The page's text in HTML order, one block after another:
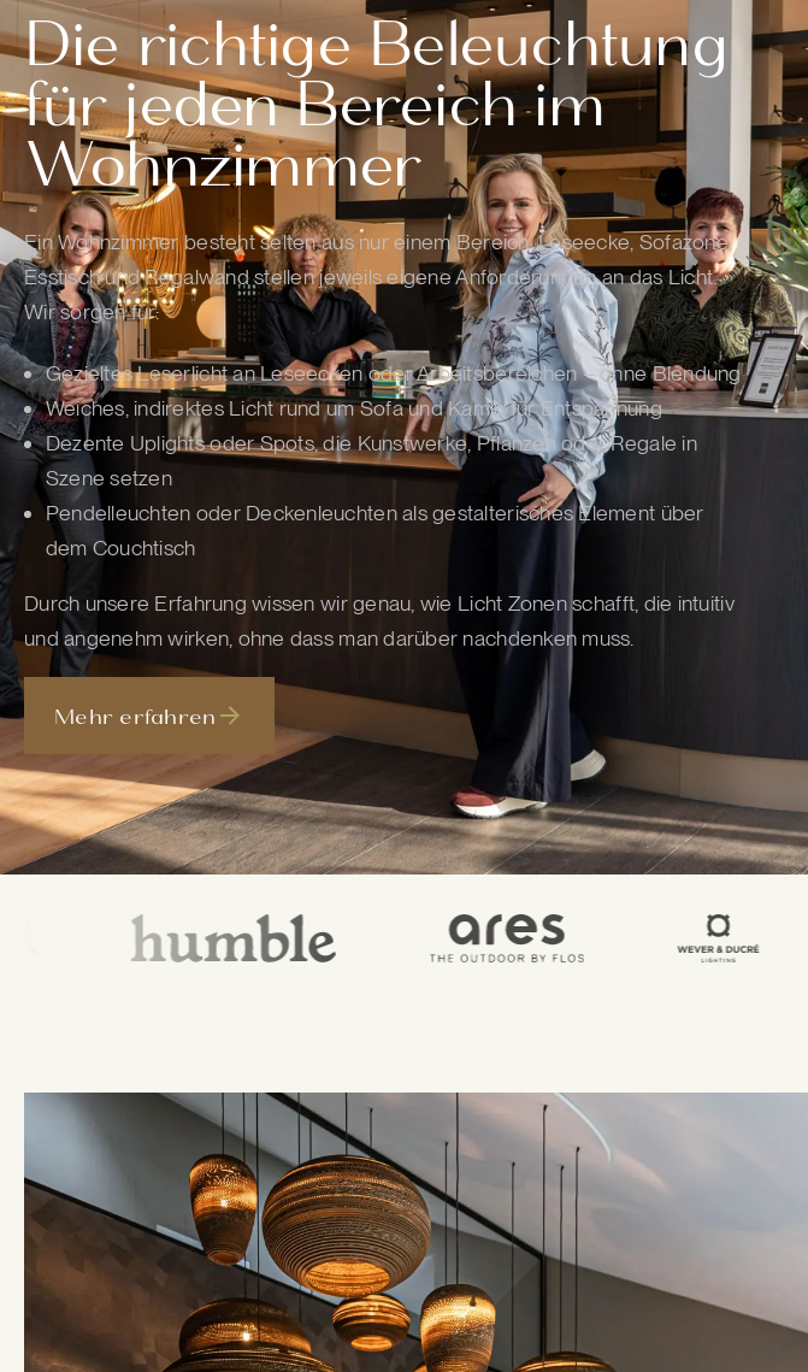
Die richtige Beleuchtung
für jeden Bereich im
Wohnzimmer
Ein Wohnzimmer besteht selten aus nur einem Bereich. Leseecke, Sofazone,
Esstisch und Regalwand stellen jeweils eigene Anforderungen an das Licht.
Wir sorgen für:
Gezieltes Leserlicht an Leseecken oder Arbeitsbereichen – ohne Blendung
Weiches, indirektes Licht rund um Sofa und Kamin für Entspannung
Dezente Uplights oder Spots, die Kunstwerke, Pflanzen oder Regale in
Szene setzen
Pendelleuchten oder Deckenleuchten als gestalterisches Element über
dem Couchtisch
Durch unsere Erfahrung wissen wir genau, wie Licht Zonen schafft, die intuitiv
und angenehm wirken, ohne dass man darüber nachdenken muss.
Mehr erfahren